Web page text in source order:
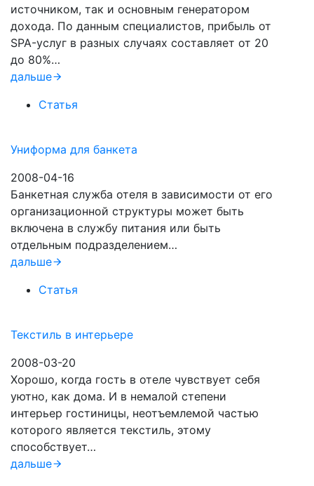
источником, так и основным генератором
дохода. По данным специалистов, прибыль от
SPA-услуг в разных случаях составляет от 20
до 80%…
дальше
Статья
Униформа для банкета
2008-04-16
Банкетная служба отеля в зависимости от его
организационной структуры может быть
включена в службу питания или быть
отдельным подразделением…
дальше
Статья
Текстиль в интерьере
2008-03-20
Хорошо, когда гость в отеле чувствует себя
уютно, как дома. И в немалой степени
интерьер гостиницы, неотъемлемой частью
которого является текстиль, этому
способствует…
дальше